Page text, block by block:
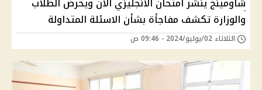
والوزارة تكشف مفاجأة بشأن الاسئلة المتداولة
الثلاثاء 02/يوليو/2024 - 09:46 ص